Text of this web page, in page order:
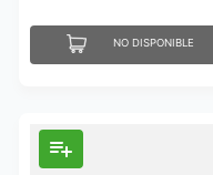
NO DISPONIBLE